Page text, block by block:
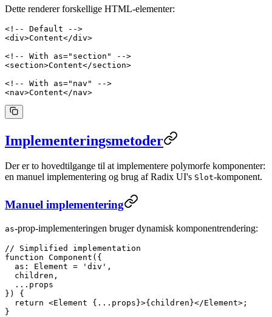
Dette renderer forskellige HTML-elementer:
<!-- Default -->
<div>Content</div>
<!-- With as="section" -->
<section>Content</section>
<!-- With as="nav" -->
<nav>Content</nav>
Implementeringsmetoder
Der er to hovedtilgange til at implementere polymorfe komponenter:
en manuel implementering og brug af Radix UI's Slot-komponent.
Manuel implementering
as-prop-implementeringen bruger dynamisk komponentrendering:
// Simplified implementation
function Component ({
  as
: Element = 'div' ,
  children
,
  ...
props
}) {
  return
<Element { ... props}>{children}</Element>;
}